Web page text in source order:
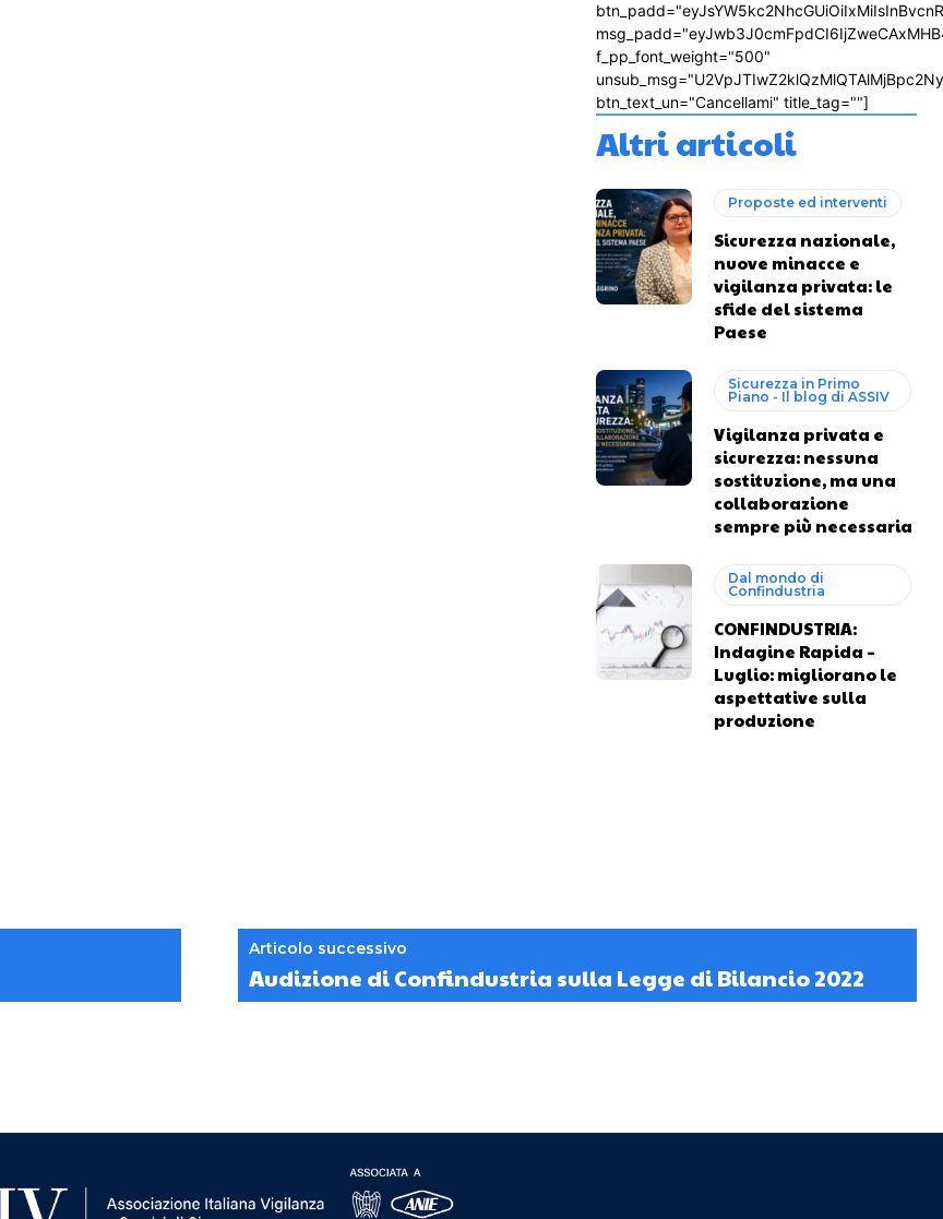
f_pp_font_weight="500"
btn_text_un="Cancellami" title_tag=""]
Altri articoli
Proposte ed interventi
Sicurezza nazionale,
nuove minacce e
vigilanza privata: le
sfide del sistema
Paese
Sicurezza in Primo
Piano - Il blog di ASSIV
Vigilanza privata e
sicurezza: nessuna
sostituzione, ma una
collaborazione
sempre più necessaria
Dal mondo di
Confindustria
CONFINDUSTRIA:
Indagine Rapida –
Luglio: migliorano le
aspettative sulla
produzione
Articolo successivo
Audizione di Confindustria sulla Legge di Bilancio 2022